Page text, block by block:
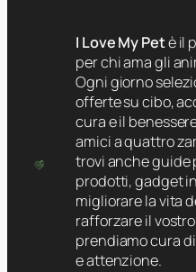
I Love My Petè il
per chi ama gli
Ogni giorno
offerte su cibo,
cura e il
amici a quattro
trovi anche guide
prodotti, gadget
migliorare la vita
rafforzare il
prendiamo cura
e attenzione.